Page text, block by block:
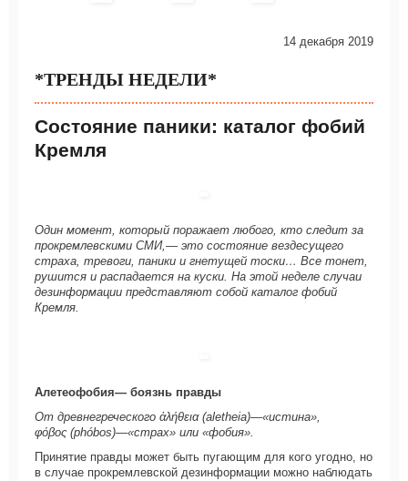
14 декабря 2019
*ТРЕНДЫ НЕДЕЛИ*
Состояние паники: каталог фобий
Кремля
Один момент, который поражает любого, кто следит за
прокремлевскими СМИ,— это состояние вездесущего
страха, тревоги, паники и гнетущей тоски… Все тонет,
рушится и распадается на куски. На этой неделе случаи
дезинформации представляют собой каталог фобий
Кремля.
Алетеофобия— боязнь правды
От древнегреческого ἀλήθεια (aletheia)—«истина»,
φόβος (phóbos)—«страх» или «фобия».
Принятие правды может быть пугающим для кого угодно, но
в случае прокремлевской дезинформации можно наблюдать